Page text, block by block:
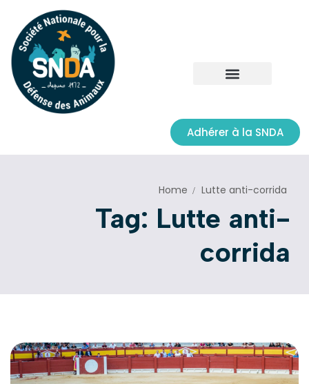
Adhérer à la SNDA
Home Lutte anti-corrida
Tag: Lutte anti-
corrida